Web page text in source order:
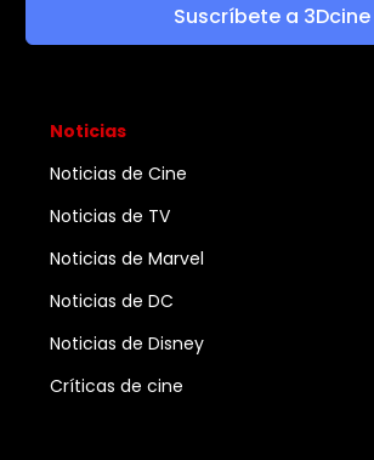
Suscríbete a 3Dcine
Noticias
Noticias de Cine
Noticias de TV
Noticias de Marvel
Noticias de DC
Noticias de Disney
Críticas de cine